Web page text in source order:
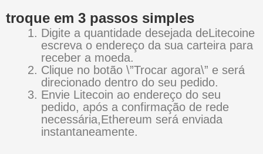
troque em 3 passos simples
Digite a quantidade desejada deLitecoine
escreva o endereço da sua carteira para
receber a moeda.
Clique no botão \”Trocar agora\” e será
direcionado dentro do seu pedido.
Envie Litecoin ao endereço do seu
pedido, após a confirmação de rede
necessária,Ethereum será enviada
instantaneamente.